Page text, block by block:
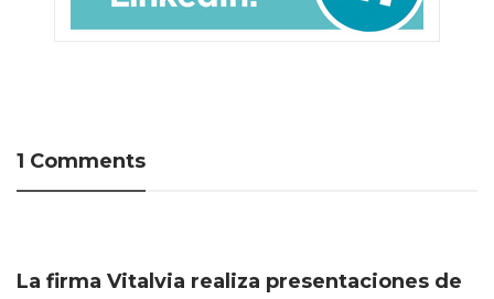
1 Comments
La firma Vitalvia realiza presentaciones de